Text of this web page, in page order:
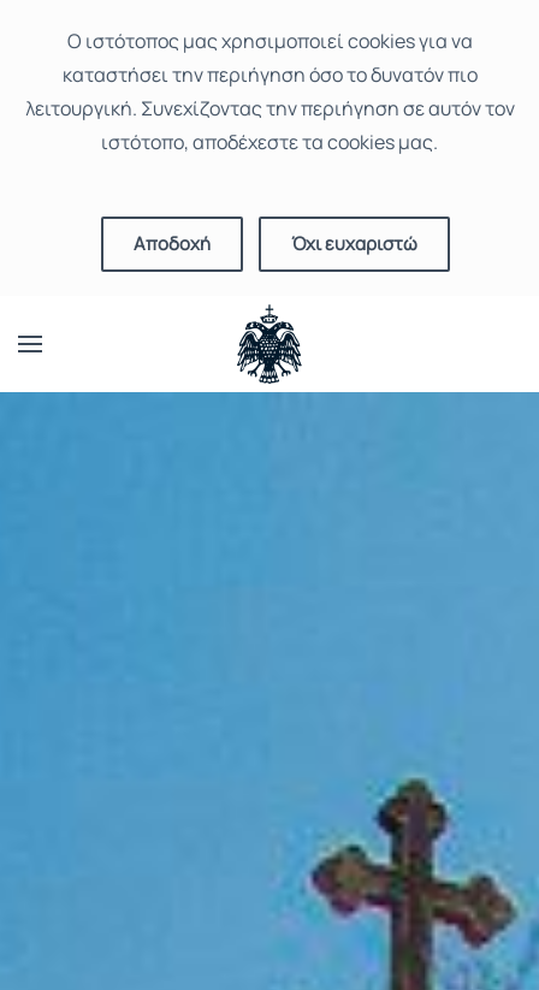
Ο ιστότοπoς μας χρησιμοποιεί cookies για να
καταστήσει την περιήγηση όσο το δυνατόν πιο
λειτουργική. Συνεχίζοντας την περιήγηση σε αυτόν τον
ιστότοπο, αποδέχεστε τα cookies μας.
Αποδοχή Όχι ευχαριστώ